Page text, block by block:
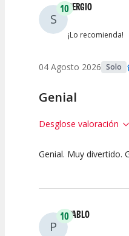
Entre 0 y 2
S
10SERGIO
¡Lo recomienda!
04 Agosto 2026 Solo
Genial
Desglose valoración
10
Espectáculo
10
Escena
Genial. Muy divertido.
P
10PABLO